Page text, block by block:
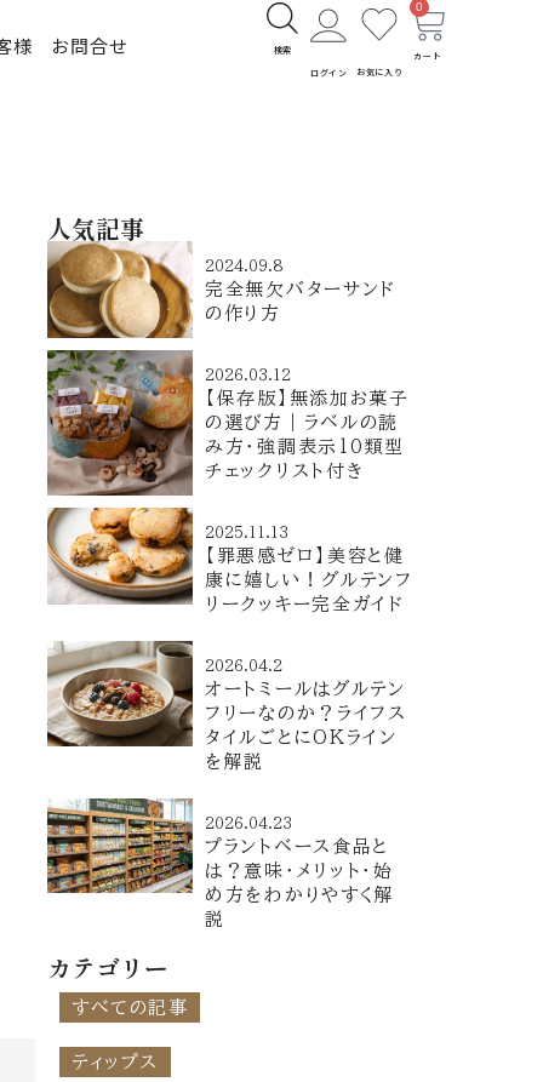
様 お問合せ
検索
ログイン
お気に入り
0
カート
人気記事
2024.09.8
完全無欠バターサンド
の作り方
2026.03.12
【保存版】無添加お菓子
の選び方｜ラベルの読
み方・強調表示10類型
チェックリスト付き
2025.11.13
【罪悪感ゼロ】美容と健
康に嬉しい！グルテンフ
リークッキー完全ガイド
2026.04.2
オートミールはグルテン
フリーなのか？ライフス
タイルごとにOKライン
を解説
2026.04.23
プラントベース食品と
は？意味・メリット・始
め方をわかりやすく解
説
カテゴリー
すべての記事
ティップス